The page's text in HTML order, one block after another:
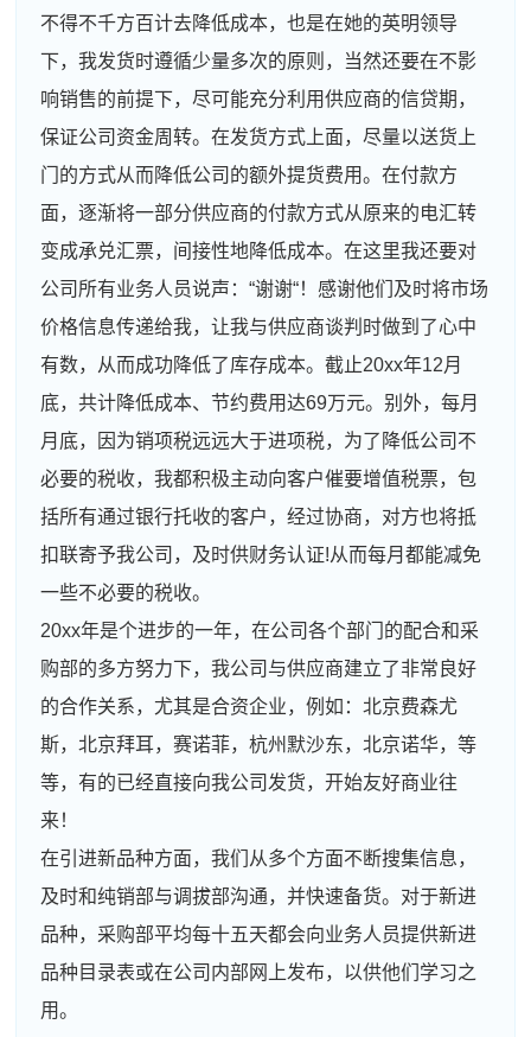
不得不千方百计去降低成本，也是在她的英明领导
下，我发货时遵循少量多次的原则，当然还要在不影
响销售的前提下，尽可能充分利用供应商的信贷期，
保证公司资金周转。在发货方式上面，尽量以送货上
门的方式从而降低公司的额外提货费用。在付款方
面，逐渐将一部分供应商的付款方式从原来的电汇转
变成承兑汇票，间接性地降低成本。在这里我还要对
公司所有业务人员说声：“谢谢“！感谢他们及时将市场
价格信息传递给我，让我与供应商谈判时做到了心中
有数，从而成功降低了库存成本。截止20xx年12月
底，共计降低成本、节约费用达69万元。别外，每月
月底，因为销项税远远大于进项税，为了降低公司不
必要的税收，我都积极主动向客户催要增值税票，包
括所有通过银行托收的客户，经过协商，对方也将抵
扣联寄予我公司，及时供财务认证!从而每月都能减免
一些不必要的税收。
20xx年是个进步的一年，在公司各个部门的配合和采
购部的多方努力下，我公司与供应商建立了非常良好
的合作关系，尤其是合资企业，例如：北京费森尤
斯，北京拜耳，赛诺菲，杭州默沙东，北京诺华，等
等，有的已经直接向我公司发货，开始友好商业往
来！
在引进新品种方面，我们从多个方面不断搜集信息，
及时和纯销部与调拔部沟通，并快速备货。对于新进
品种，采购部平均每十五天都会向业务人员提供新进
品种目录表或在公司内部网上发布，以供他们学习之
用。